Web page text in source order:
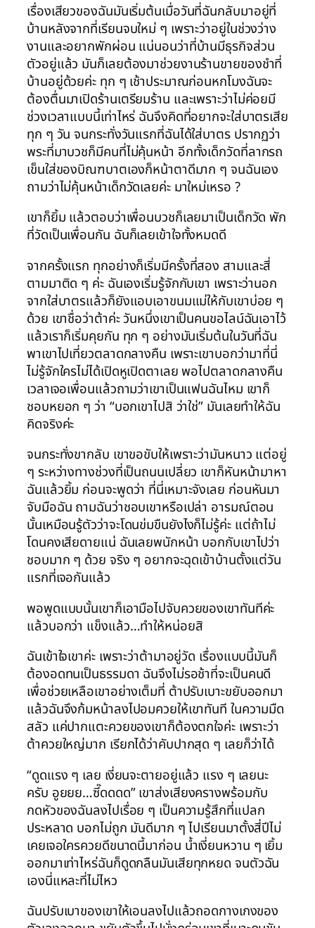
เรื่องเสียวของฉันมันเริ่มต้นเมื่อวันที่ฉันกลับมาอยู่ที่
บ้านหลังจากที่เรียนจบใหม่ ๆ เพราะว่าอยู่ในช่วงว่าง
งานและอยากพักผ่อน แน่นอนว่าที่บ้านมีธุรกิจส่วน
ตัวอยู่แล้ว มันก็เลยต้องมาช่วยงานร้านขายของชำที่
บ้านอยู่ด้วยค่ะ ทุก ๆ เช้าประมาณก่อนหกโมงฉันจะ
ต้องตื่นมาเปิดร้านเตรียมร้าน และเพราะว่าไม่ค่อยมี
ช่วงเวลาแบบนี้เท่าไหร่ ฉันจึงคิดที่อยากจะใส่บาตรเสีย
ทุก ๆ วัน จนกระทั่งวันแรกที่ฉันได้ใส่บาตร ปรากฏว่า
พระที่มาบวชก็มีคนที่ไม่คุ้นหน้า อีกทั้งเด็กวัดที่ลากรถ
เข็นใส่ของบิณฑบาตเองก็หน้าตาดีมาก ๆ จนฉันเอง
ถามว่าไม่คุ้นหน้าเด็กวัดเลยค่ะ มาใหม่เหรอ ?
เขาก็ยิ้ม แล้วตอบว่าเพื่อนบวชก็เลยมาเป็นเด็กวัด พัก
ที่วัดเป็นเพื่อนกัน ฉันก็เลยเข้าใจทั้งหมดดี
จากครั้งแรก ทุกอย่างก็เริ่มมีครั้งที่สอง สามและสี่
ตามมาติด ๆ ค่ะ ฉันเองเริ่มรู้จักกับเขา เพราะว่านอก
จากใส่บาตรแล้วก็ยังแอบเอาขนมแม่ให้กับเขาบ่อย ๆ
ด้วย เขาชื่อว่าต้าค่ะ วันหนึ่งเขาเป็นคนขอไลน์ฉันเอาไว้
แล้วเราก็เริ่มคุยกัน ทุก ๆ อย่างมันเริ่มต้นในวันที่ฉัน
พาเขาไปเที่ยวตลาดกลางคืน เพราะเขาบอกว่ามาที่นี่
ไม่รู้จักใครไม่ได้เปิดหูเปิดตาเลย พอไปตลาดกลางคืน
เวลาเจอเพื่อนแล้วถามว่าเขาเป็นแฟนฉันไหม เขาก็
ชอบหยอก ๆ ว่า “บอกเขาไปสิ ว่าใช่” มันเลยทำให้ฉัน
คิดจริงค่ะ
จนกระทั่งขากลับ เขาขอขับให้เพราะว่ามันหนาว แต่อยู่
ๆ ระหว่างทางช่วงที่เป็นถนนเปลี่ยว เขาก็หันหน้ามาหา
ฉันแล้วยิ้ม ก่อนจะพูดว่า ที่นี่เหมาะจังเลย ก่อนหันมา
จับมือฉัน ถามฉันว่าชอบเขาหรือเปล่า อารมณ์ตอน
นั้นเหมือนรู้ตัวว่าจะโดนข่มขืนยังไงก็ไม่รู้ค่ะ แต่ถ้าไม่
โดนคงเสียดายแน่ ฉันเลยพนักหน้า บอกกับเขาไปว่า
ชอบมาก ๆ ด้วย จริง ๆ อยากจะฉุดเข้าบ้านตั้งแต่วัน
แรกที่เจอกันแล้ว
พอพูดแบบนั้นเขาก็เอามือไปจับควยของเขาทันทีค่ะ
แล้วบอกว่า แข็งแล้ว…ทำให้หน่อยสิ
ฉันเข้าใจเขาค่ะ เพราะว่าต้ามาอยู่วัด เรื่องแบบนี้มันก็
ต้องอดทนเป็นธรรมดา ฉันจึงไม่รอช้าที่จะเป็นคนดี
เพื่อช่วยเหลือเขาอย่างเต็มที่ ต้าปรับเบาะขยับออกมา
แล้วฉันจึงก้มหน้าลงไปอมควยให้เขาทันที ในความมืด
สลัว แค่ปากแตะควยของเขาก็ต้องตกใจค่ะ เพราะว่า
ต้าควยใหญ่มาก เรียกได้ว่าคับปากสุด ๆ เลยก็ว่าได้
“ดูดแรง ๆ เลย เงี่ยนจะตายอยู่แล้ว แรง ๆ เลยนะ
ครับ อูยยย…ซี๊ดดดด” เขาส่งเสียงครางพร้อมกับ
กดหัวของฉันลงไปเรื่อย ๆ เป็นความรู้สึกที่แปลก
ประหลาด บอกไม่ถูก มันดีมาก ๆ ไปเรียนมาตั้งสี่ปีไม่
เคยเจอใครควยดีขนาดนี้มาก่อน น้ำเงี่ยนหวาน ๆ เยิ้ม
ออกมาเท่าไหร่ฉันก็ดูดกลืนมันเสียทุกหยด จนตัวฉัน
เองนี่แหละที่ไม่ไหว
ฉันปรับเบาของเขาให้เอนลงไปแล้วถอดกางเกงของ